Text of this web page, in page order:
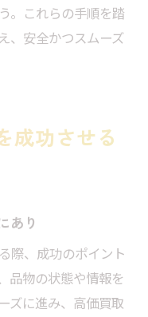
。これらの手順を踏
、安全かつスムーズ
成功させる
あり
際、成功のポイント
品物の状態や情報を
ズに進み、高価買取